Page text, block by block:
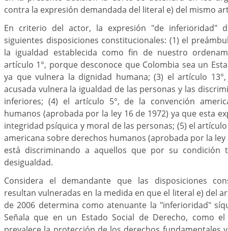
contra la expresión demandada del literal e) del mismo
En criterio del actor, la expresión "de inferioridad"
siguientes disposiciones constitucionales: (1) el
la igualdad establecida como fin de nuestro
artículo 1°, porque desconoce que Colombia sea un
ya que vulnera la dignidad humana; (3) el artículo
acusada vulnera la igualdad de las personas y las
inferiores; (4) el artículo 5°, de la convención
humanos (aprobada por la ley 16 de 1972) ya que esta
integridad psíquica y moral de las personas; (5) el
americana sobre derechos humanos (aprobada por la ley
está discriminando a aquellos que por su condición
desigualdad.
Considera el demandante que las disposiciones
resultan vulneradas en la medida en que el literal e) del
de 2006 determina como atenuante la "inferioridad"
Señala que en un Estado Social de Derecho, como